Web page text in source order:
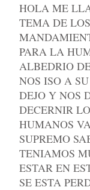
HOLA ME
TEMA DE
PARA LA
ALBEDRIO
NOS ISO A
DEJO Y NOS
DECERNIR
HUMANOS
SUPREMO
TENIAMOS
ESTAR EN
SE ESTA